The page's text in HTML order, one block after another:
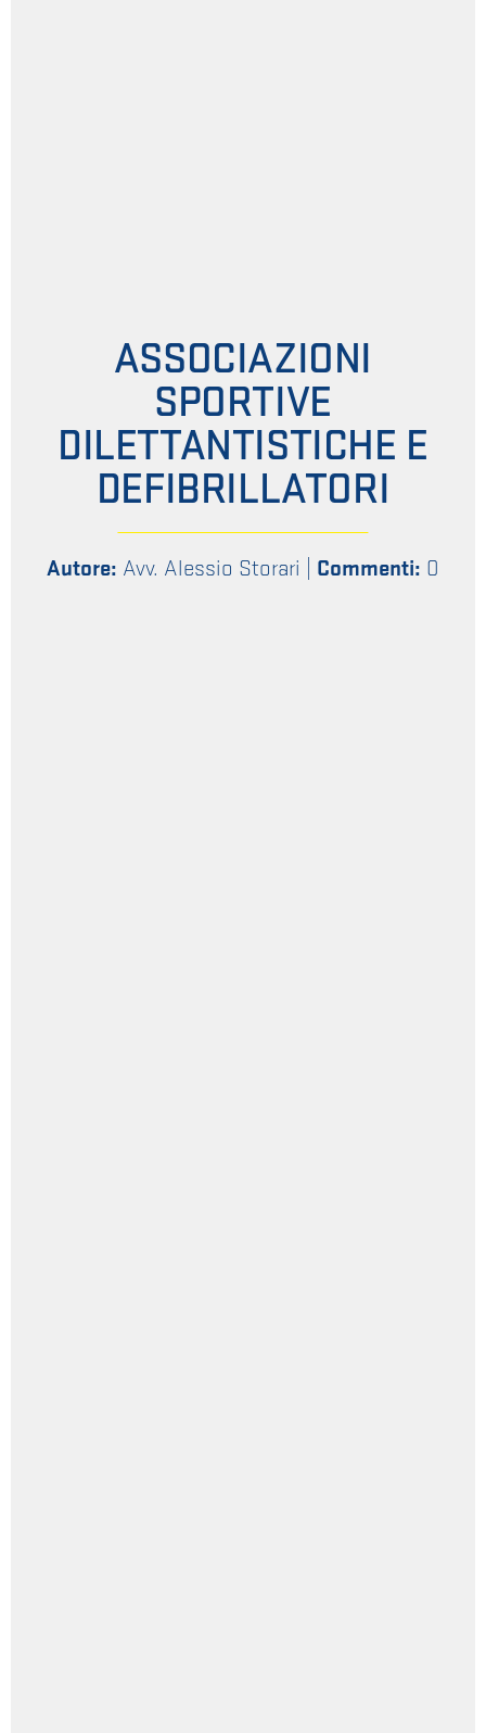
ASSOCIAZIONI
SPORTIVE
DILETTANTISTICHE E
DEFIBRILLATORI
Autore: Avv. Alessio Storari Commenti: 0